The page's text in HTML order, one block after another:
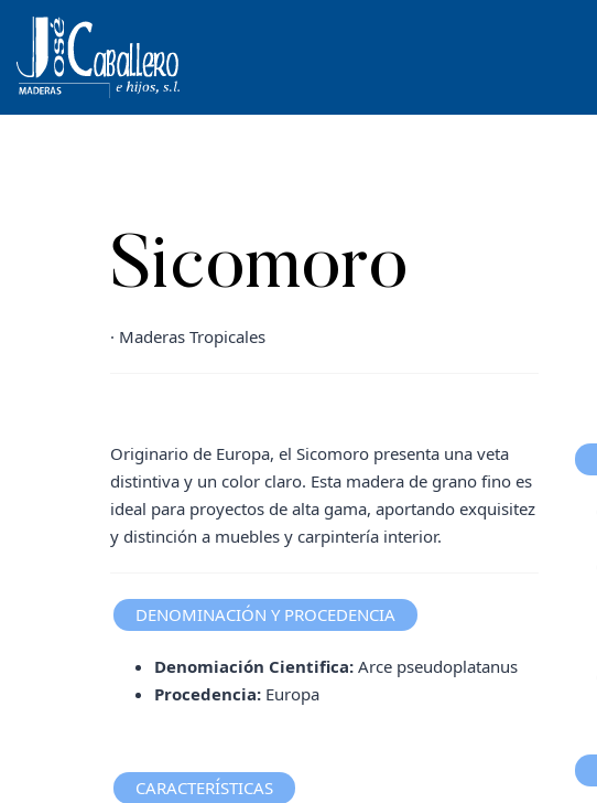
Sicomoro
· Maderas Tropicales
Originario de Europa, el Sicomoro presenta una veta
distintiva y un color claro. Esta madera de grano fino es
ideal para proyectos de alta gama, aportando exquisitez
y distinción a muebles y carpintería interior.
DENOMINACIÓN Y PROCEDENCIA
Denomiación Cientifica: Arce pseudoplatanus
Procedencia: Europa
CARACTERÍSTICAS